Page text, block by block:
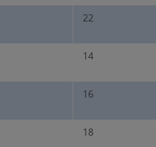
22
14
16
18